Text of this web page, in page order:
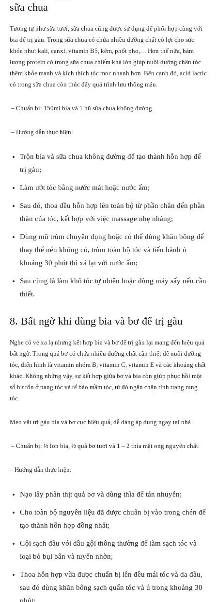
sữa chua
Tương tự như sữa tươi, sữa chua cũng được sử dụng để phối hợp cùng với
bia để trị gàu. Trong sữa chua có chứa nhiều dưỡng chất có lợi cho sức
khỏe như: kali, canxi, vitamin B5, kẽm, phốt pho,… Hơn thế nữa, hàm
lượng protein có trong sữa chua chiếm khá lớn giúp nuôi dưỡng chân tóc
thêm khỏe mạnh và kích thích tóc mọc nhanh hơn. Bên cạnh đó, acid lactic
có trong sữa chua còn thúc đẩy quá trình lưu thông máu.
– Chuẩn bị: 150ml bia và 1 hũ sữa chua không đường.
– Hướng dẫn thực hiện:
Trộn bia và sữa chua không đường để tạo thành hỗn hợp để
trị gàu;
Làm ướt tóc bằng nước mát hoặc nước ấm;
Sau đó, thoa đều hỗn hợp lên toàn bộ từ phần chân đến phần
thân của tóc, kết hợp với việc massage nhẹ nhàng;
Dùng mũ trùm chuyên dụng hoặc có thể dùng khăn bông để
thay thế nếu không có, trùm toàn bộ tóc và tiến hành ủ
khoảng 30 phút thì xả lại với nước ấm;
Sau cùng là làm khô tóc tự nhiên hoặc dùng máy sấy nếu cần
thiết.
8. Bất ngờ khi dùng bia và bơ để trị gàu
Nghe có vẻ xa lạ nhưng kết hợp bia và bơ để trị gàu lại mang đến hiệu quả
bất ngờ. Trong quả bơ có chứa nhiều dưỡng chất cần thiết để nuôi dưỡng
tóc, điển hình là vitamin nhóm B, vitamin C, vitamin E và các khoáng chất
khác. Không những vậy, sự kết hợp giữa bơ và bia còn giúp phục hồi một
số hư tổn ở nang tóc và tế bào mầm tóc, từ đó ngăn chặn tình trạng rụng
tóc.
Mẹo vặt trị gàu bia và bơ cực hiệu quả, dễ dàng áp dụng ngay tại nhà
– Chuẩn bị: ½ lon bia, ½ quả bơ tươi và 1 – 2 thìa mật ong nguyên chất.
– Hướng dẫn thực hiện:
Nạo lấy phần thịt quả bơ và dùng thìa để tán nhuyễn;
Cho toàn bộ nguyên liệu đã được chuẩn bị vào trong chén để
tạo thành hỗn hợp đồng nhất;
Gội sạch đầu với dầu gội thông thường để làm sạch tóc và
loại bỏ bụi bẩn và tuyến nhờn;
Thoa hỗn hợp vừa được chuẩn bị lên đều mái tóc và da đầu,
sau đó dùng khăn bông sạch quấn tóc và ủ trong khoảng 30